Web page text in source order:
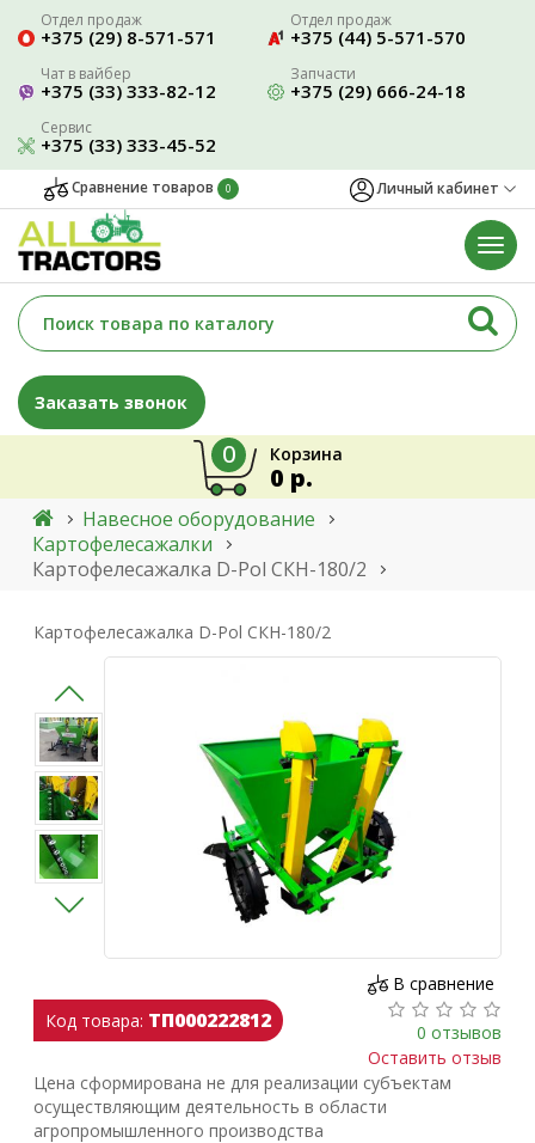
Отдел продаж
+375 (29) 8-571-571
Отдел продаж
+375 (44) 5-571-570
Чат в вайбер
+375 (33) 333-82-12
Запчасти
+375 (29) 666-24-18
Сервис
+375 (33) 333-45-52
Сравнение товаров 0 Личный кабинет
Заказать звонок
Корзина
0
0 р.
Навесное оборудование
Картофелесажалки
Картофелесажалка D-Pol СКН-180/2
Картофелесажалка D-Pol СКН-180/2
Код товара: ТП000222812
В сравнение
0 отзывов
Оставить отзыв
Цена сформирована не для реализации субъектам
осуществляющим деятельность в области
агропромышленного производства